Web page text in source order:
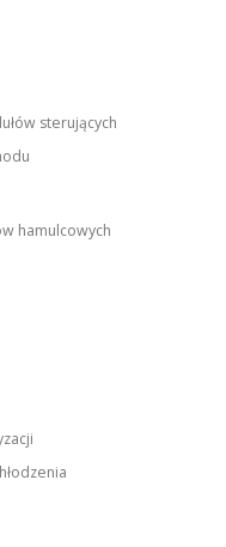
sterujących
hamulcowych